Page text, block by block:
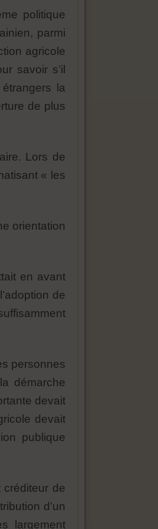
politique
parmi
agricole
savoir s’il
la
de plus
Lors de
« les
orientation
en avant
de
personnes
démarche
devait
devait
publique
créditeur de
d’un
largement